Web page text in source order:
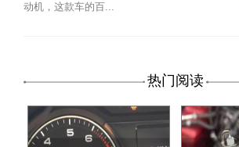
动机，这款车的百...
热门阅读